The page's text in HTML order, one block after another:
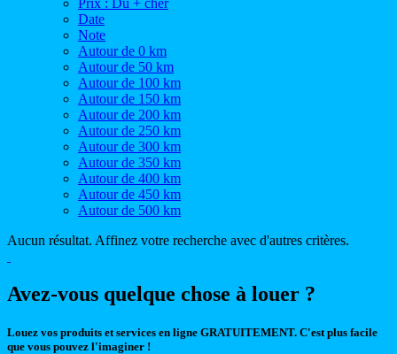
Prix : Du + cher
Date
Note
Autour de 0 km
Autour de 50 km
Autour de 100 km
Autour de 150 km
Autour de 200 km
Autour de 250 km
Autour de 300 km
Autour de 350 km
Autour de 400 km
Autour de 450 km
Autour de 500 km
Aucun résultat. Affinez votre recherche avec d'autres critères.
Avez-vous quelque chose à louer ?
Louez vos produits et services en ligne GRATUITEMENT. C'est plus facile
que vous pouvez l'imaginer !